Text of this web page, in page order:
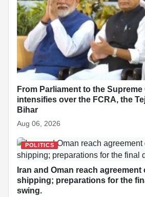
From Parliament to the
intensifies over the FCRA, the
Bihar
Aug 06, 2026
POLITICS
Iran and Oman reach agreement
shipping; preparations for the
swing.